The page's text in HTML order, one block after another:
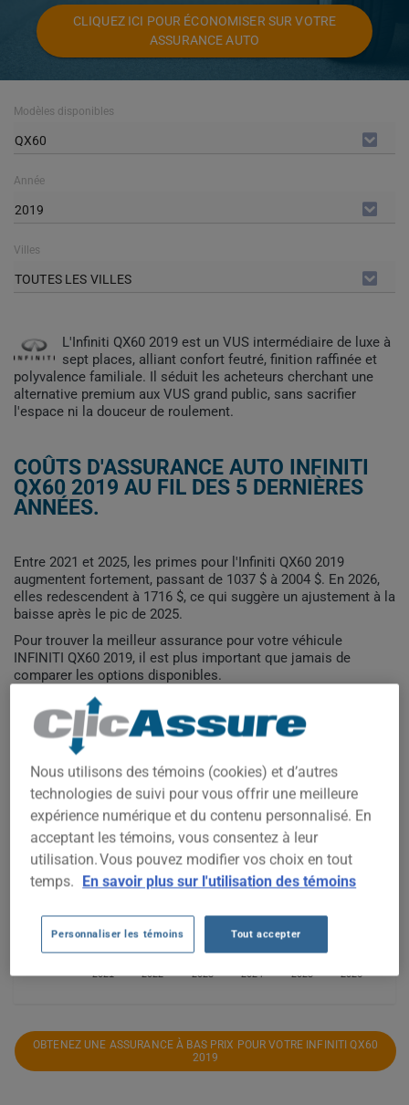
CLIQUEZ ICI POUR ÉCONOMISER SUR VOTRE
ASSURANCE AUTO
Modèles disponibles
QX60
Année
2019
Villes
TOUTES LES VILLES
L'Infiniti QX60 2019 est un VUS intermédiaire de luxe à
sept places, alliant confort feutré, finition raffinée et
polyvalence familiale. Il séduit les acheteurs cherchant une
alternative premium aux VUS grand public, sans sacrifier
l'espace ni la douceur de roulement.
COÛTS D'ASSURANCE AUTO INFINITI
QX60 2019 AU FIL DES 5 DERNIÈRES
ANNÉES.
Entre 2021 et 2025, les primes pour l'Infiniti QX60 2019
augmentent fortement, passant de 1037 $ à 2004 $. En 2026,
elles redescendent à 1716 $, ce qui suggère un ajustement à la
baisse après le pic de 2025.
Pour trouver la meilleur assurance pour votre véhicule
INFINITI QX60 2019, il est plus important que jamais de
comparer les options disponibles.
2021 2022 2023 2024 2025 2026
1 000$
1 400$
1 600$
1 800$
2 000$
OBTENEZ UNE ASSURANCE À BAS PRIX POUR VOTRE INFINITI QX60
2019
Nous utilisons des témoins (cookies) et d’autres
technologies de suivi pour vous offrir une meilleure
expérience numérique et du contenu personnalisé. En
acceptant les témoins, vous consentez à leur
utilisation. Vous pouvez modifier vos choix en tout
temps. En savoir plus sur l'utilisation des témoins
Personnaliser les témoins Tout accepter